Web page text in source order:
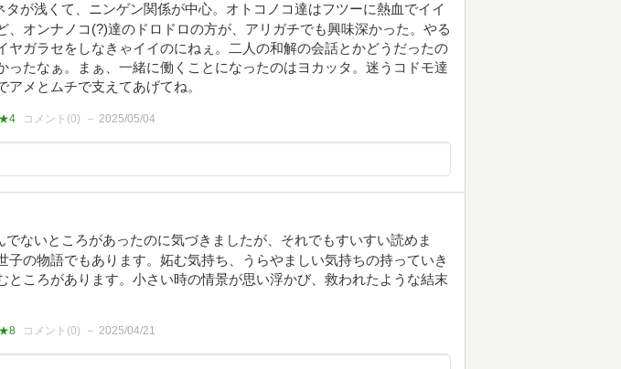
タが浅くて、ニンゲン関係が中心。オトコノコ達はフツーに熱血でイイ
、オンナノコ(?)達のドロドロの方が、アリガチでも興味深かった。やる
ヤガラセをしなきゃイイのにねぇ。二人の和解の会話とかどうだったの
ったなぁ。まぁ、一緒に働くことになったのはヨカッタ。迷うコドモ達
アメとムチで支えてあげてね。
★4 コメント(0) 2025/05/04
でないところがあったのに気づきましたが、それでもすいすい読めま
子の物語でもあります。妬む気持ち、うらやましい気持ちの持っていき
ところがあります。小さい時の情景が思い浮かび、救われたような結末
★8 コメント(0) 2025/04/21